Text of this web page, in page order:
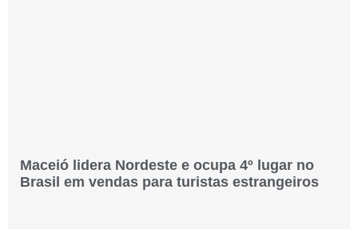
Maceió lidera Nordeste e ocupa 4º lugar no
Brasil em vendas para turistas estrangeiros